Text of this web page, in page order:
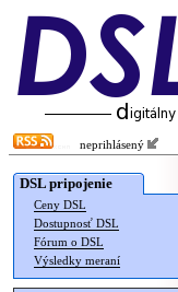
neprihlásený
DSL pripojenie
Ceny DSL
Dostupnosť DSL
Fórum o DSL
Výsledky meraní